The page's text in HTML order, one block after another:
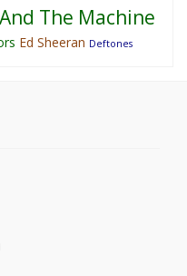
The Machine
Ed Sheeran Deftones